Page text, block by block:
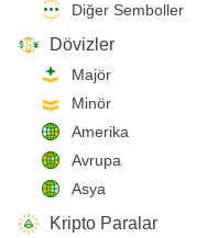
Diğer Semboller
Dövizler
Majör
Minör
Amerika
Avrupa
Asya
Kripto Paralar